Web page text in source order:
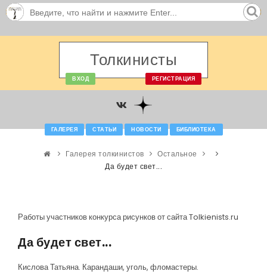
Толкинисты
ВХОД РЕГИСТРАЦИЯ
ГАЛЕРЕЯ СТАТЬИ НОВОСТИ БИБЛИОТЕКА
Галерея толкинистов
Остальное
Да будет свет...
Работы участников конкурса рисунков от сайта Tolkienists.ru
Да будет свет...
Кислова Татьяна. Карандаши, уголь, фломастеры.